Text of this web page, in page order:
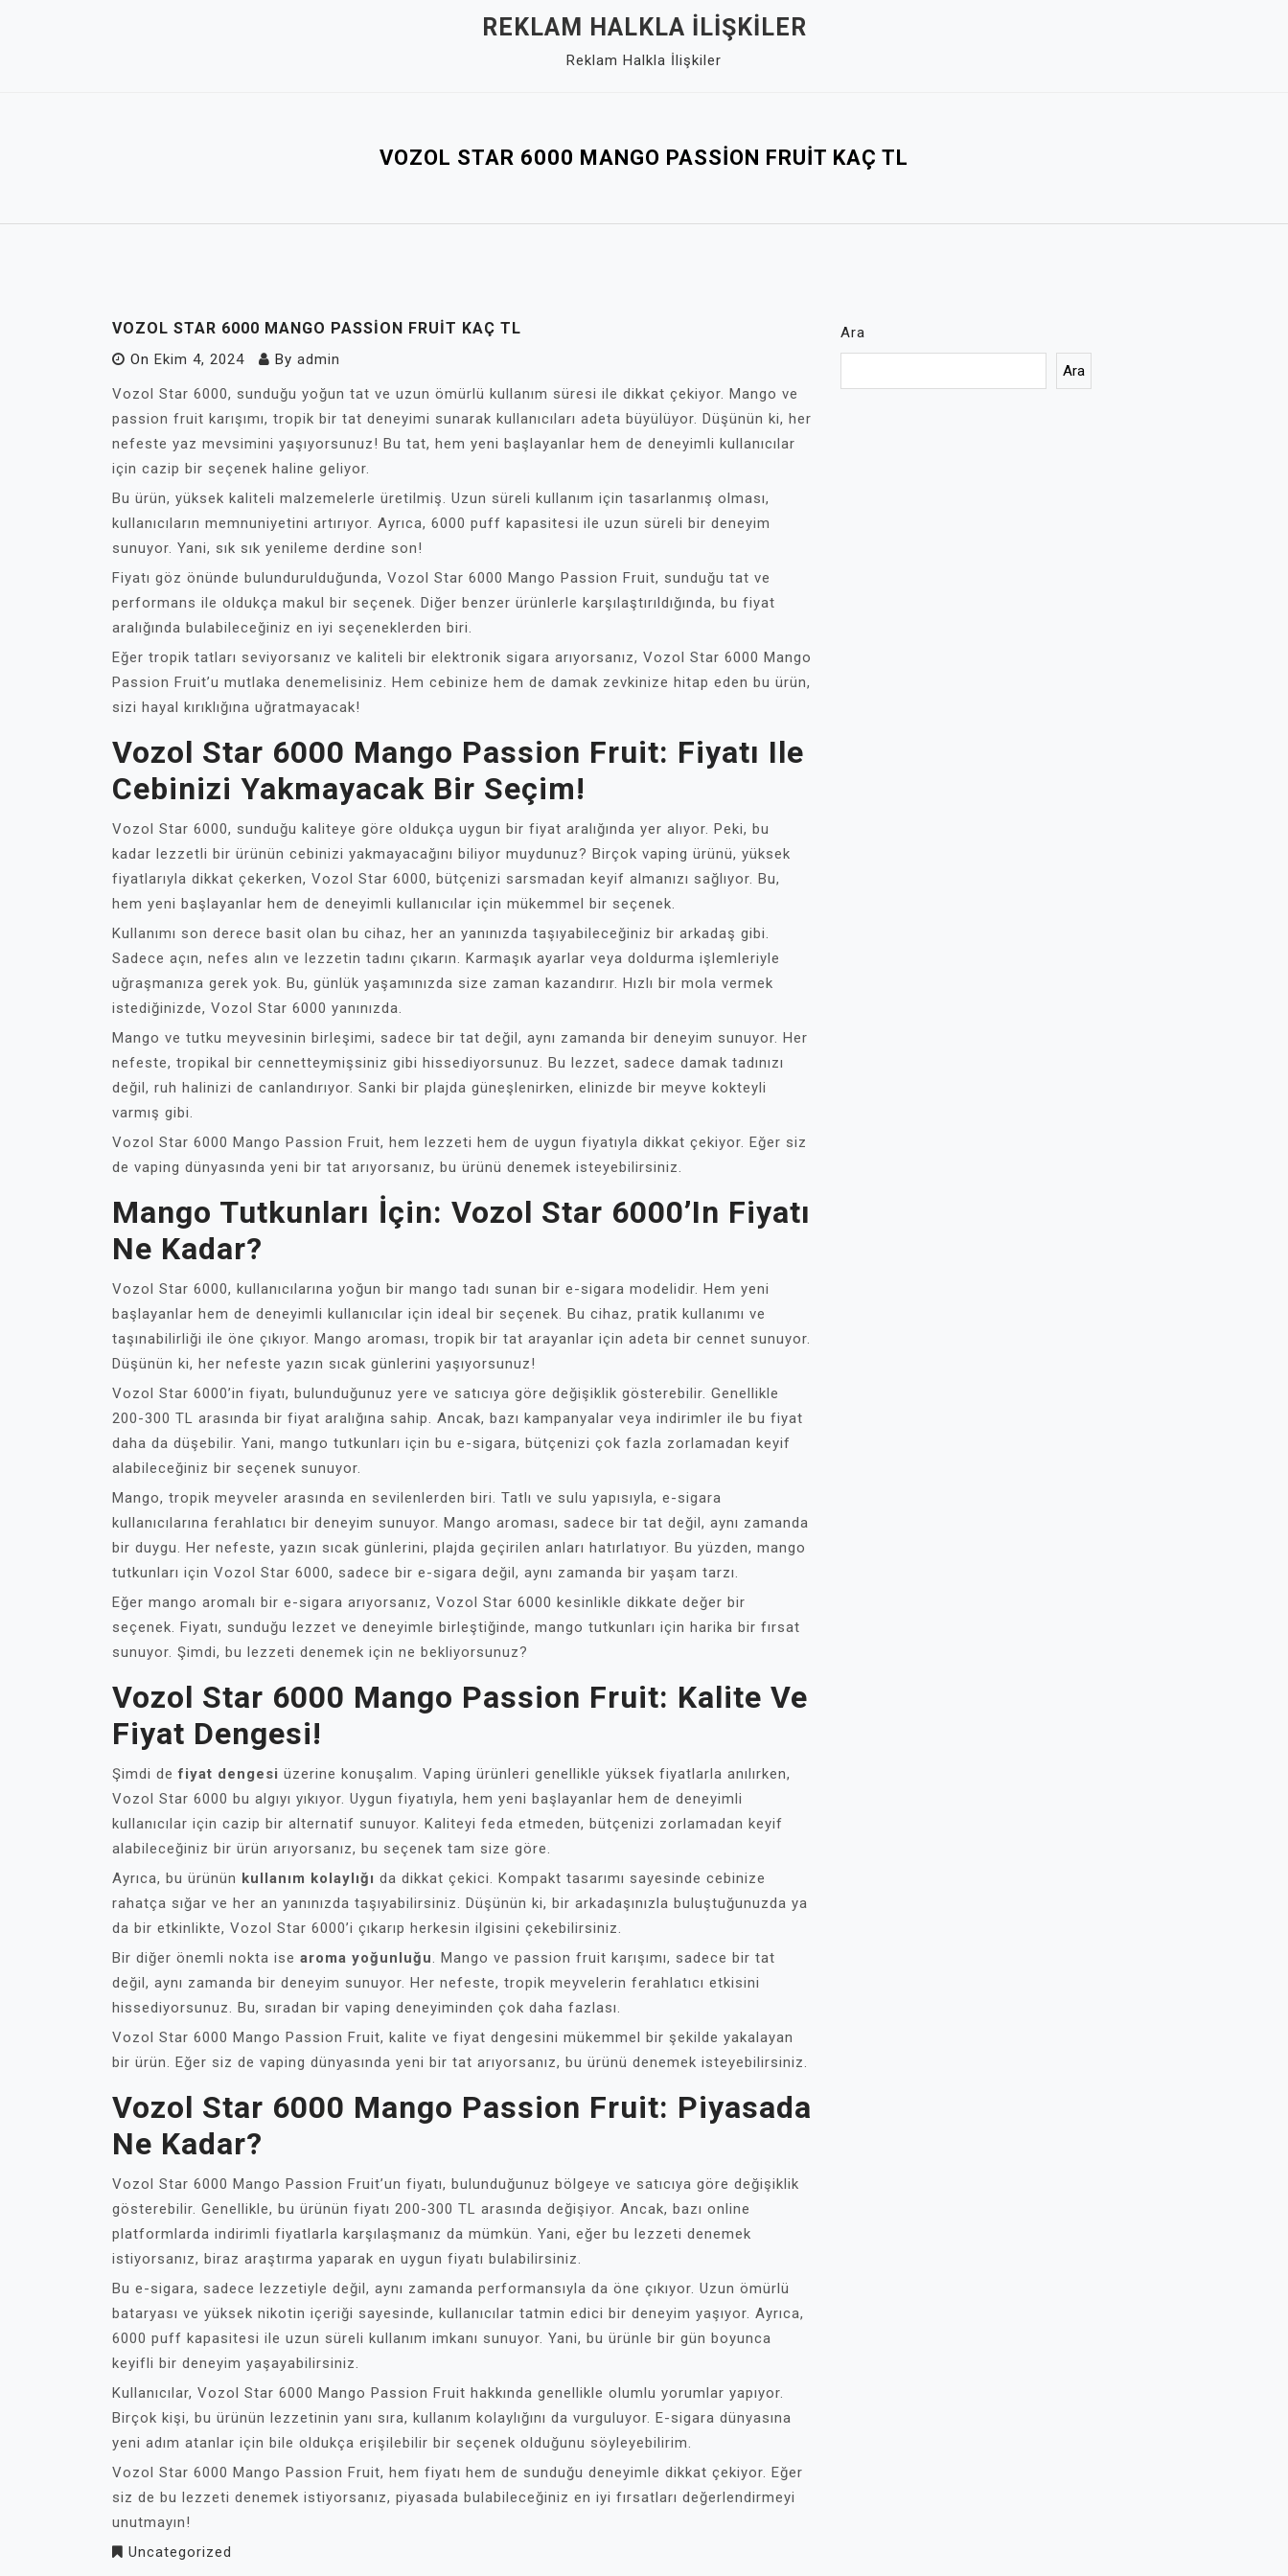
REKLAM HALKLA İLIŞKILER
Reklam Halkla İlişkiler
VOZOL STAR 6000 MANGO PASSION FRUIT KAÇ TL
VOZOL STAR 6000 MANGO PASSION FRUIT KAÇ TL
On Ekim 4, 2024 By admin
Vozol Star 6000, sunduğu yoğun tat ve uzun ömürlü kullanım süresi ile dikkat çekiyor. Mango ve
passion fruit karışımı, tropik bir tat deneyimi sunarak kullanıcıları adeta büyülüyor. Düşünün ki, her
nefeste yaz mevsimini yaşıyorsunuz! Bu tat, hem yeni başlayanlar hem de deneyimli kullanıcılar
için cazip bir seçenek haline geliyor.
Bu ürün, yüksek kaliteli malzemelerle üretilmiş. Uzun süreli kullanım için tasarlanmış olması,
kullanıcıların memnuniyetini artırıyor. Ayrıca, 6000 puff kapasitesi ile uzun süreli bir deneyim
sunuyor. Yani, sık sık yenileme derdine son!
Fiyatı göz önünde bulundurulduğunda, Vozol Star 6000 Mango Passion Fruit, sunduğu tat ve
performans ile oldukça makul bir seçenek. Diğer benzer ürünlerle karşılaştırıldığında, bu fiyat
aralığında bulabileceğiniz en iyi seçeneklerden biri.
Eğer tropik tatları seviyorsanız ve kaliteli bir elektronik sigara arıyorsanız, Vozol Star 6000 Mango
Passion Fruit’u mutlaka denemelisiniz. Hem cebinize hem de damak zevkinize hitap eden bu ürün,
sizi hayal kırıklığına uğratmayacak!
Vozol Star 6000 Mango Passion Fruit: Fiyatı Ile
Cebinizi Yakmayacak Bir Seçim!
Vozol Star 6000, sunduğu kaliteye göre oldukça uygun bir fiyat aralığında yer alıyor. Peki, bu
kadar lezzetli bir ürünün cebinizi yakmayacağını biliyor muydunuz? Birçok vaping ürünü, yüksek
fiyatlarıyla dikkat çekerken, Vozol Star 6000, bütçenizi sarsmadan keyif almanızı sağlıyor. Bu,
hem yeni başlayanlar hem de deneyimli kullanıcılar için mükemmel bir seçenek.
Kullanımı son derece basit olan bu cihaz, her an yanınızda taşıyabileceğiniz bir arkadaş gibi.
Sadece açın, nefes alın ve lezzetin tadını çıkarın. Karmaşık ayarlar veya doldurma işlemleriyle
uğraşmanıza gerek yok. Bu, günlük yaşamınızda size zaman kazandırır. Hızlı bir mola vermek
istediğinizde, Vozol Star 6000 yanınızda.
Mango ve tutku meyvesinin birleşimi, sadece bir tat değil, aynı zamanda bir deneyim sunuyor. Her
nefeste, tropikal bir cennetteymişsiniz gibi hissediyorsunuz. Bu lezzet, sadece damak tadınızı
değil, ruh halinizi de canlandırıyor. Sanki bir plajda güneşlenirken, elinizde bir meyve kokteyli
varmış gibi.
Vozol Star 6000 Mango Passion Fruit, hem lezzeti hem de uygun fiyatıyla dikkat çekiyor. Eğer siz
de vaping dünyasında yeni bir tat arıyorsanız, bu ürünü denemek isteyebilirsiniz.
Mango Tutkunları İçin: Vozol Star 6000’in Fiyatı
Ne Kadar?
Vozol Star 6000, kullanıcılarına yoğun bir mango tadı sunan bir e-sigara modelidir. Hem yeni
başlayanlar hem de deneyimli kullanıcılar için ideal bir seçenek. Bu cihaz, pratik kullanımı ve
taşınabilirliği ile öne çıkıyor. Mango aroması, tropik bir tat arayanlar için adeta bir cennet sunuyor.
Düşünün ki, her nefeste yazın sıcak günlerini yaşıyorsunuz!
Vozol Star 6000’in fiyatı, bulunduğunuz yere ve satıcıya göre değişiklik gösterebilir. Genellikle
200-300 TL arasında bir fiyat aralığına sahip. Ancak, bazı kampanyalar veya indirimler ile bu fiyat
daha da düşebilir. Yani, mango tutkunları için bu e-sigara, bütçenizi çok fazla zorlamadan keyif
alabileceğiniz bir seçenek sunuyor.
Mango, tropik meyveler arasında en sevilenlerden biri. Tatlı ve sulu yapısıyla, e-sigara
kullanıcılarına ferahlatıcı bir deneyim sunuyor. Mango aroması, sadece bir tat değil, aynı zamanda
bir duygu. Her nefeste, yazın sıcak günlerini, plajda geçirilen anları hatırlatıyor. Bu yüzden, mango
tutkunları için Vozol Star 6000, sadece bir e-sigara değil, aynı zamanda bir yaşam tarzı.
Eğer mango aromalı bir e-sigara arıyorsanız, Vozol Star 6000 kesinlikle dikkate değer bir
seçenek. Fiyatı, sunduğu lezzet ve deneyimle birleştiğinde, mango tutkunları için harika bir fırsat
sunuyor. Şimdi, bu lezzeti denemek için ne bekliyorsunuz?
Vozol Star 6000 Mango Passion Fruit: Kalite Ve
Fiyat Dengesi!
Şimdi defiyat dengesi üzerine konuşalım. Vaping ürünleri genellikle yüksek fiyatlarla anılırken,
Vozol Star 6000 bu algıyı yıkıyor. Uygun fiyatıyla, hem yeni başlayanlar hem de deneyimli
kullanıcılar için cazip bir alternatif sunuyor. Kaliteyi feda etmeden, bütçenizi zorlamadan keyif
alabileceğiniz bir ürün arıyorsanız, bu seçenek tam size göre.
Ayrıca, bu ürünün kullanım kolaylığı da dikkat çekici. Kompakt tasarımı sayesinde cebinize
rahatça sığar ve her an yanınızda taşıyabilirsiniz. Düşünün ki, bir arkadaşınızla buluştuğunuzda ya
da bir etkinlikte, Vozol Star 6000’i çıkarıp herkesin ilgisini çekebilirsiniz.
Bir diğer önemli nokta ise aroma yoğunluğu. Mango ve passion fruit karışımı, sadece bir tat
değil, aynı zamanda bir deneyim sunuyor. Her nefeste, tropik meyvelerin ferahlatıcı etkisini
hissediyorsunuz. Bu, sıradan bir vaping deneyiminden çok daha fazlası.
Vozol Star 6000 Mango Passion Fruit, kalite ve fiyat dengesini mükemmel bir şekilde yakalayan
bir ürün. Eğer siz de vaping dünyasında yeni bir tat arıyorsanız, bu ürünü denemek isteyebilirsiniz.
Vozol Star 6000 Mango Passion Fruit: Piyasada
Ne Kadar?
Vozol Star 6000 Mango Passion Fruit’un fiyatı, bulunduğunuz bölgeye ve satıcıya göre değişiklik
gösterebilir. Genellikle, bu ürünün fiyatı 200-300 TL arasında değişiyor. Ancak, bazı online
platformlarda indirimli fiyatlarla karşılaşmanız da mümkün. Yani, eğer bu lezzeti denemek
istiyorsanız, biraz araştırma yaparak en uygun fiyatı bulabilirsiniz.
Bu e-sigara, sadece lezzetiyle değil, aynı zamanda performansıyla da öne çıkıyor. Uzun ömürlü
bataryası ve yüksek nikotin içeriği sayesinde, kullanıcılar tatmin edici bir deneyim yaşıyor. Ayrıca,
6000 puff kapasitesi ile uzun süreli kullanım imkanı sunuyor. Yani, bu ürünle bir gün boyunca
keyifli bir deneyim yaşayabilirsiniz.
Kullanıcılar, Vozol Star 6000 Mango Passion Fruit hakkında genellikle olumlu yorumlar yapıyor.
Birçok kişi, bu ürünün lezzetinin yanı sıra, kullanım kolaylığını da vurguluyor. E-sigara dünyasına
yeni adım atanlar için bile oldukça erişilebilir bir seçenek olduğunu söyleyebilirim.
Vozol Star 6000 Mango Passion Fruit, hem fiyatı hem de sunduğu deneyimle dikkat çekiyor. Eğer
siz de bu lezzeti denemek istiyorsanız, piyasada bulabileceğiniz en iyi fırsatları değerlendirmeyi
unutmayın!
Uncategorized
Ara
Ara